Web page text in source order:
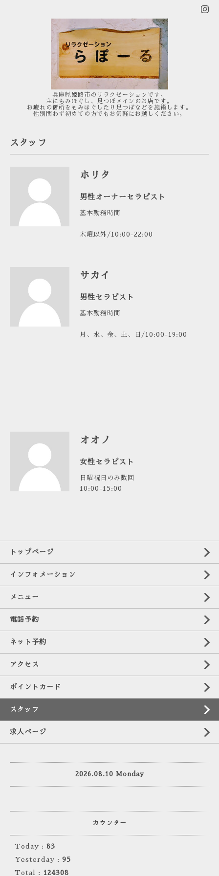
兵庫県姫路市のリラクゼーションです。
主にもみほぐし、足つぼメインのお店です。
お疲れの箇所をもみほぐしたり足つぼなどを施術します。
性別問わず初めての方でもお気軽にお越しください。
スタッフ
ホリタ
男性オーナーセラピスト
基本勤務時間
木曜以外/10:00-22:00
サカイ
男性セラピスト
基本勤務時間
月、水、金、土、日/10:00-19:00
オオノ
女性セラピスト
日曜祝日のみ数回
10:00-15:00
トップページ
インフォメーション
メニュー
電話予約
ネット予約
アクセス
ポイントカード
スタッフ
求人ページ
2026.08.10 Monday
カウンター
Today : 83
Yesterday : 95
Total :
124308